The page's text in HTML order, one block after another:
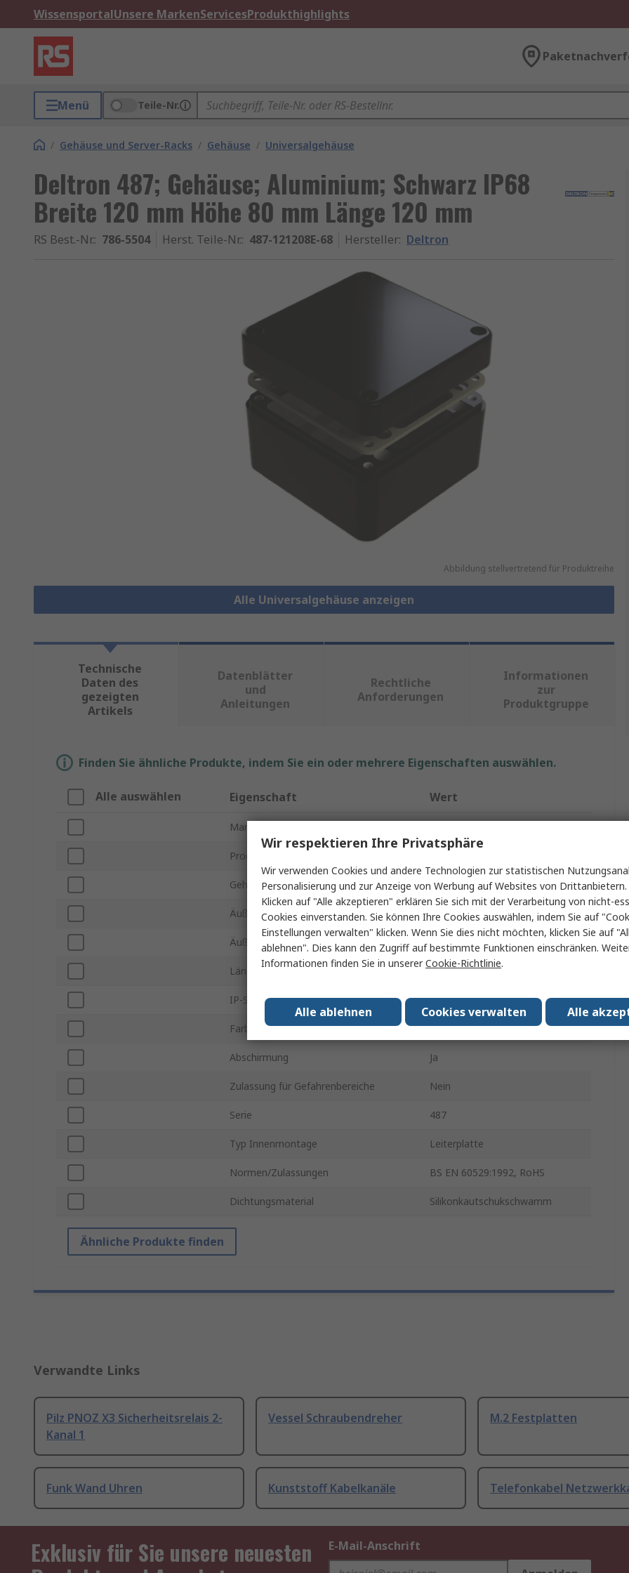
WissensportalUnsere MarkenServicesProdukthighlights
Menü Teile-Nr.
/ Gehäuse und Server-Racks / Gehäuse / Universalgehäuse
Deltron 487; Gehäuse; Aluminium; Schwarz IP68
Breite 120 mm Höhe 80 mm Länge 120 mm
RS Best.-Nr.: 786-5504 Herst. Teile-Nr.: 487-121208E-68 Hersteller: Deltron
Abbildung stellvertretend für Produktreihe
Alle Universalgehäuse anzeigen
Technische
Daten des
gezeigten
Artikels
Datenblätter
und
Anleitungen
Rechtliche
Anforderungen
Informationen
zur
Produktgruppe
Finden Sie ähnliche Produkte, indem Sie ein oder mehrere Eigenschaften auswählen.
Alle auswählen Eigenschaft Wert
Marke
Produkt Typ
Gehäusematerial Aluminium
Äußere Höhe 80mm
Äußere Breite 120mm
Länge Außen 120mm
IP-Schutzart IP68
Farbe Schwarz
Abschirmung Ja
Zulassung für Gefahrenbereiche Nein
Serie 487
Typ Innenmontage Leiterplatte
Normen/Zulassungen BS EN 60529:1992, RoHS
Dichtungsmaterial Silikonkautschukschwamm
Ähnliche Produkte finden
Verwandte Links
Pilz PNOZ X3 Sicherheitsrelais 2-
Kanal 1
Vessel Schraubendreher M.2 Festplatten
Funk Wand Uhren Kunststoff Kabelkanäle Telefonkabel
Exklusiv für Sie unsere neuesten
E-Mail-Anschrift
Wir respektieren Ihre Privatsphäre
Wir verwenden Cookies und andere Technologien zur statistischen
Personalisierung und zur Anzeige von Werbung auf Websites von
Klicken auf "Alle akzeptieren" erklären Sie sich mit der Verarbeitung von nicht-
Cookies einverstanden. Sie können Ihre Cookies auswählen, indem Sie auf
Einstellungen verwalten" klicken. Wenn Sie dies nicht möchten, klicken Sie auf
ablehnen". Dies kann den Zugriff auf bestimmte Funktionen einschränken.
Informationen finden Sie in unsererCookie-Richtlinie.
Alle
Cookies verwalten
Alle ablehnen